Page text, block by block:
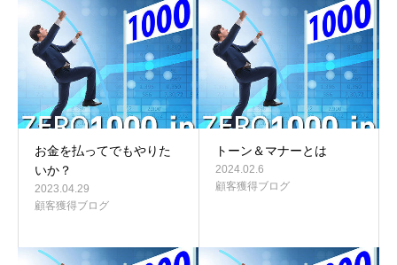
お金を払ってでもやりた
いか？
2023.04.29
顧客獲得ブログ
トーン＆マナーとは
2024.02.6
顧客獲得ブログ